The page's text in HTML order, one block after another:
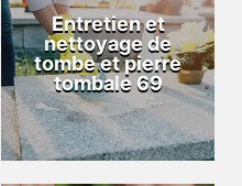
Entretien et
nettoyage de
tombe et pierre
tombale 69